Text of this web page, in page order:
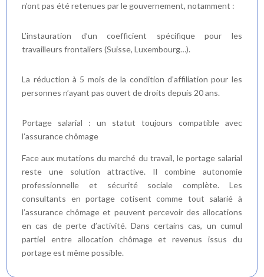
n’ont pas été retenues par le gouvernement, notamment :
L’instauration d’un coefficient spécifique pour les
travailleurs frontaliers (Suisse, Luxembourg…).
La réduction à 5 mois de la condition d’affiliation pour les
personnes n’ayant pas ouvert de droits depuis 20 ans.
Portage salarial : un statut toujours compatible avec
l’assurance chômage
Face aux mutations du marché du travail, le portage salarial
reste une solution attractive. Il combine autonomie
professionnelle et sécurité sociale complète. Les
consultants en portage cotisent comme tout salarié à
l’assurance chômage et peuvent percevoir des allocations
en cas de perte d’activité. Dans certains cas, un cumul
partiel entre allocation chômage et revenus issus du
portage est même possible.